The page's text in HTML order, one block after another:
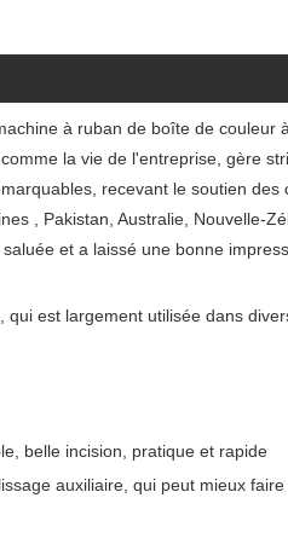
à ruban de boîte de couleur
la vie de l'entreprise, gère
recevant le soutien
, Pakistan, Australie, Nouvelle-
et a laissé une bonne
est largement utilisée dans
belle incision, pratique et rapide
auxiliaire, qui peut mieux